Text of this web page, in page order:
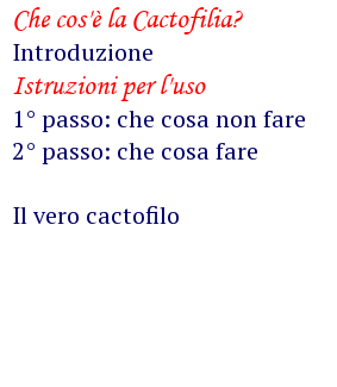
Che cos'è la Cactofilia?
Introduzione
Istruzioni per l'uso
1° passo: che cosa non fare
2° passo: che cosa fare
Il vero cactofilo